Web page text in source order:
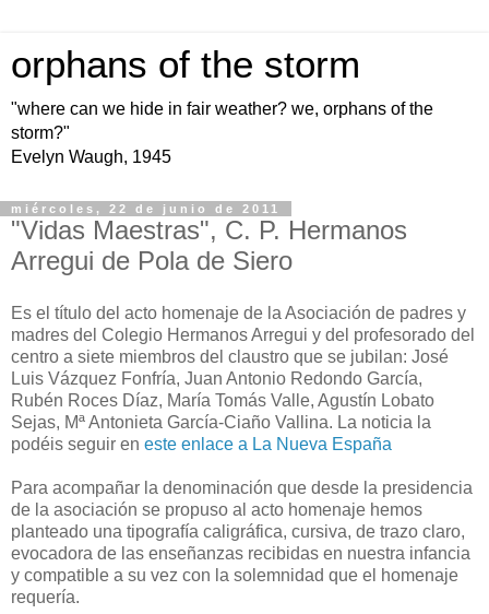
orphans of the storm
"where can we hide in fair weather? we, orphans of the
storm?"
Evelyn Waugh, 1945
miércoles, 22 de junio de 2011
"Vidas Maestras", C. P. Hermanos
Arregui de Pola de Siero
Es el título del acto homenaje de la Asociación de padres y
madres del Colegio Hermanos Arregui y del profesorado del
centro a siete miembros del claustro que se jubilan: José
Luis Vázquez Fonfría, Juan Antonio Redondo García,
Rubén Roces Díaz, María Tomás Valle, Agustín Lobato
Sejas, Mª Antonieta García-Ciaño Vallina. La noticia la
podéis seguir en este enlace a La Nueva España
Para acompañar la denominación que desde la presidencia
de la asociación se propuso al acto homenaje hemos
planteado una tipografía caligráfica, cursiva, de trazo claro,
evocadora de las enseñanzas recibidas en nuestra infancia
y compatible a su vez con la solemnidad que el homenaje
requería.